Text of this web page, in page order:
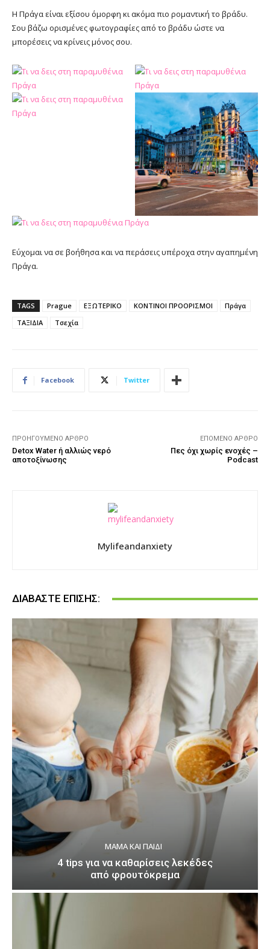
Η Πράγα είναι εξίσου όμορφη κι ακόμα πιο ρομαντική το βράδυ.
Σου βάζω ορισμένες φωτογραφίες από το βράδυ ώστε να
μπορέσεις να κρίνεις μόνος σου.
Εύχομαι να σε βοήθησα και να περάσεις υπέροχα στην αγαπημένη
Πράγα.
TAGS Prague ΕΞΩΤΕΡΙΚΟ ΚΟΝΤΙΝΟΙ ΠΡΟΟΡΙΣΜΟΙ
Πράγα
ΤΑΞΙΔΙΑ
Τσεχία
Facebook Twitter
ΠΡΟΗΓΟΎΜΕΝΟ ΆΡΘΡΟ
Detox Water ή αλλιώς νερό
αποτοξίνωσης
ΕΠΌΜΕΝΟ ΆΡΘΡΟ
Πες όχι χωρίς ενοχές –
Podcast
Mylifeandanxiety
ΔΙΑΒΆΣΤΕ ΕΠΊΣΗΣ:
ΜΑΜΆ ΚΑΙ ΠΑΙΔΊ
4 tips για να καθαρίσεις λεκέδες
από φρουτόκρεμα